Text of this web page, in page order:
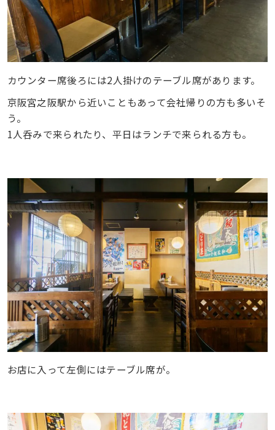
カウンター席後ろには2人掛けのテーブル席があります。
京阪宮之阪駅から近いこともあって会社帰りの方も多いそ
う。
1人呑みで来られたり、平日はランチで来られる方も。
お店に入って左側にはテーブル席が。